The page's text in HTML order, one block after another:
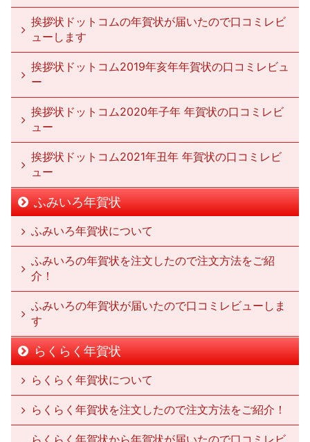
挨拶状ドットコムの年賀状が届いたので口コミレビ
ューします
挨拶状ドットコム2019年亥年年賀状の口コミレビュ
ー
挨拶状ドットコム2020年子年 年賀状の口コミレビ
ュー
挨拶状ドットコム2021年丑年 年賀状の口コミレビ
ュー
ふみいろ年賀状
ふみいろ年賀状について
ふみいろの年賀状を注文したので注文方法をご紹
介！
ふみいろの年賀状が届いたので口コミレビューしま
す
らくらく年賀状
らくらく年賀状について
らくらく年賀状を注文したので注文方法をご紹介！